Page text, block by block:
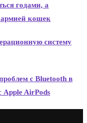
годами, а
кошек
систему
с Bluetooth в
Apple AirPods